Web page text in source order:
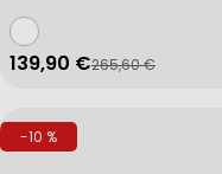
Verkaufspreis
139,90 €
Regulärer Preis
265,60 €
-10 %